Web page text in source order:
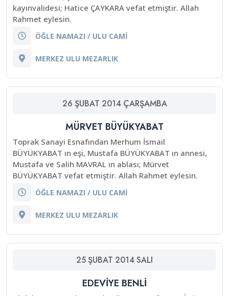
kayınvalidesi; Hatice ÇAYKARA vefat etmiştir. Allah
Rahmet eylesin.
ÖĞLE NAMAZI / ULU CAMİ
MERKEZ ULU MEZARLIK
26 ŞUBAT 2014 ÇARŞAMBA
MÜRVET BÜYÜKYABAT
Toprak Sanayi Esnafından Merhum İsmail
BÜYÜKYABAT ın eşi, Mustafa BÜYÜKYABAT ın annesi,
Mustafa ve Salih MAVRAL ın ablası; Mürvet
BÜYÜKYABAT vefat etmiştir. Allah Rahmet eylesin.
ÖĞLE NAMAZI / ULU CAMİ
MERKEZ ULU MEZARLIK
25ŞUBAT 2014SALI
EDEVİYE BENLİ